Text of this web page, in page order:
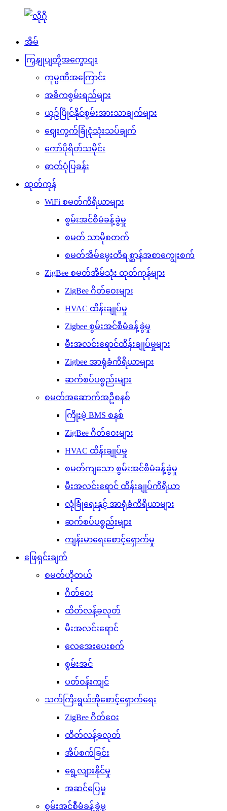
အိမ်
ကြှနျုပျတို့အကွောငျး
ကုမ္ပဏီအကြောင်း
အဓိကစွမ်းရည်များ
ယှဉ်ပြိုင်နိုင်စွမ်းအားသာချက်များ
ဈေးကွက်ခြုံငုံသုံးသပ်ချက်
ကော်ပိုရိတ်သမိုင်း
ဓာတ်ပုံပြခန်း
ထုတ်ကုန်
WiFi စမတ်ကိရိယာများ
စွမ်းအင်စီမံခန့်ခွဲမှု
စမတ် သာမိုစတက်
စမတ်အိမ်မွေးတိရစ္ဆာန်အစာကျွေးစက်
ZigBee စမတ်အိမ်သုံး ထုတ်ကုန်များ
ZigBee ဂိတ်ဝေးများ
HVAC ထိန်းချုပ်မှု
Zigbee စွမ်းအင်စီမံခန့်ခွဲမှု
မီးအလင်းရောင်ထိန်းချုပ်မှုများ
Zigbee အာရုံခံကိရိယာများ
ဆက်စပ်ပစ္စည်းများ
စမတ်အဆောက်အဦစနစ်
ကြိုးမဲ့ BMS စနစ်
ZigBee ဂိတ်ဝေးများ
HVAC ထိန်းချုပ်မှု
စမတ်ကျသော စွမ်းအင်စီမံခန့်ခွဲမှု
မီးအလင်းရောင် ထိန်းချုပ်ကိရိယာ
လုံခြုံရေးနှင့် အာရုံခံကိရိယာများ
ဆက်စပ်ပစ္စည်းများ
ကျန်းမာရေးစောင့်ရှောက်မှု
ဖြေရှင်းချက်
စမတ်ဟိုတယ်
ဂိတ်ဝေး
ထိတ်လန့်ခလုတ်
မီးအလင်းရောင်
လေအေးပေးစက်
စွမ်းအင်
ပတ်ဝန်းကျင်
သက်ကြီးရွယ်အိုစောင့်ရှောက်ရေး
ZigBee ဂိတ်ဝေး
ထိတ်လန့်ခလုတ်
အိပ်စက်ခြင်း
ရွေ့လျားနိုင်မှု
အဆင်ပြေမှု
စွမ်းအင်စီမံခန့်ခွဲမှု